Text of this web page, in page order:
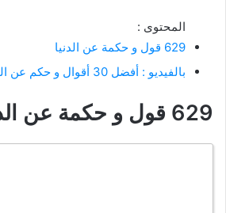
المحتوى :
629 قول و حكمة عن الدنيا
بالفيديو : أفضل 30 أقوال و حكم عن الدنيا
629 قول و حكمة عن الدنيا